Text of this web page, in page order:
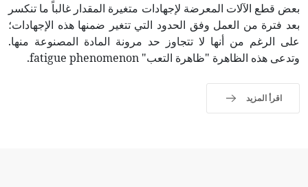
بعض قطع الآلات المعرضة لإجهادات متغيرة المقدار غالباً ما تنكسر
بعد فترة من العمل وفق الحدود التي تتغير ضمنها هذه الإجهادات؛
على الرغم من أنها لا تتجاوز حد مرونة المادة المصنوعة منها.
وتدعى هذه الظاهرة "ظاهرة التعب" fatigue phenomenon.
اقرأ المزيد